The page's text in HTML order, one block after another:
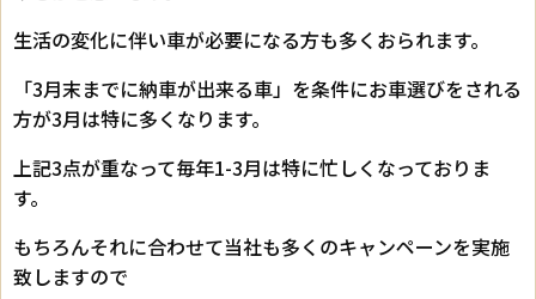
生活の変化に伴い車が必要になる方も多くおられます。
「3月末までに納車が出来る車」を条件にお車選びをされる
方が3月は特に多くなります。
上記3点が重なって毎年1-3月は特に忙しくなっておりま
す。
もちろんそれに合わせて当社も多くのキャンペーンを実施
致しますので